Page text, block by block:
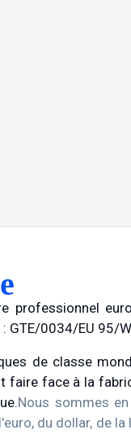
professionnel
GTE/0034/EU 95/
de classe
faire face à la
Nous sommes
du dollar, de